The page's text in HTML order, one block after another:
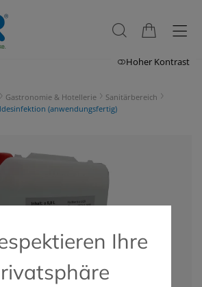
Hoher Kontrast
Gastronomie & Hotellerie
Sanitärbereich
(anwendungsfertig)
Ihre